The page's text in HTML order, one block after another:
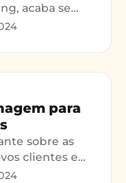
acaba se
conquista de
para
sobre as
clientes e